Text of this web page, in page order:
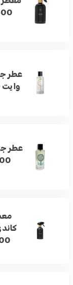
500
عطر
وايت 200 مل
عطر
200